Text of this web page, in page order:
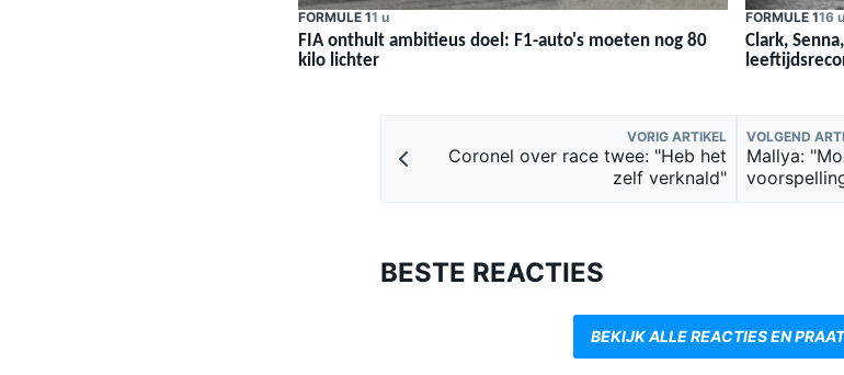
FORMULE 11 u
FIA onthult ambitieus doel: F1-auto's moeten nog 80
kilo lichter
FORMULE 116 u
Clark,
VORIG ARTIKEL
Coronel over race twee: "Heb het
zelf verknald"
VOLGEND
Mallya:
BESTE REACTIES
BEKIJK ALLE REACTIES EN